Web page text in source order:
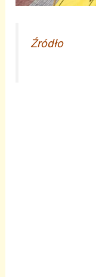
Źródło